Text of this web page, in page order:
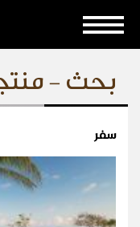
بحث -
سفر